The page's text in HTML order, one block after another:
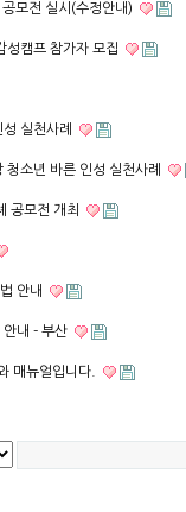
모전 실시(수정안내)
성캠프 참가자 모집
실천사례
소년 바른 인성 실천사례
공모전 개최
안내
안내 - 부산
매뉴얼입니다.